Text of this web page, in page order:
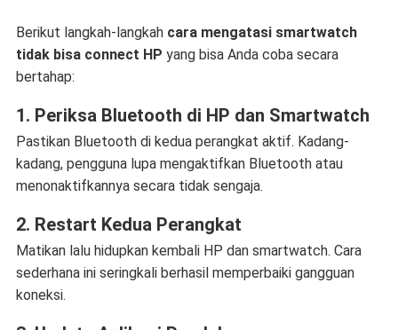
Berikut langkah-langkah cara mengatasi smartwatch
tidak bisa connect HP yang bisa Anda coba secara
bertahap:
1. Periksa Bluetooth di HP dan Smartwatch
Pastikan Bluetooth di kedua perangkat aktif. Kadang-
kadang, pengguna lupa mengaktifkan Bluetooth atau
menonaktifkannya secara tidak sengaja.
2. Restart Kedua Perangkat
Matikan lalu hidupkan kembali HP dan smartwatch. Cara
sederhana ini seringkali berhasil memperbaiki gangguan
koneksi.